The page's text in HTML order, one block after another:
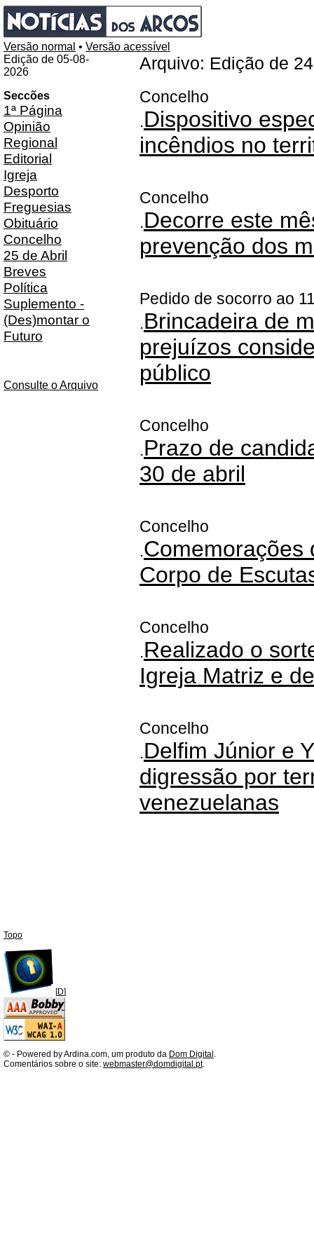
Versão normal • Versão acessível
Edição de 05-08-
2026
Seccões
1ª Página
Opinião
Regional
Editorial
Igreja
Desporto
Freguesias
Obituário
Concelho
25 de Abril
Breves
Política
Suplemento -
(Des)montar o
Futuro
Consulte o Arquivo
Arquivo: Edição de
Concelho
.Dispositivo
incêndios no
Concelho
.Decorre este
prevenção dos
Pedido de socorro ao
.Brincadeira de
prejuízos
público
Concelho
.Prazo de
30 de abril
Concelho
.Comemorações
Corpo de
Concelho
.Realizado o
Igreja Matriz e
Concelho
.Delfim Júnior e
digressão por
venezuelanas
Topo
[D]
© - Powered by Ardina.com, um produto da Dom Digital .
Comentários sobre o site: webmaster@domdigital.pt.